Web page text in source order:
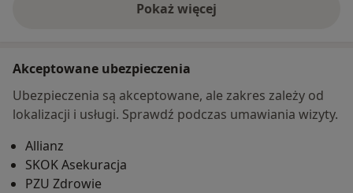
Pokaż więcej
o adresie
Akceptowane ubezpieczenia
Ubezpieczenia są akceptowane, ale zakres zależy od
lokalizacji i usługi. Sprawdź podczas umawiania wizyty.
Allianz
SKOK Asekuracja
PZU Zdrowie